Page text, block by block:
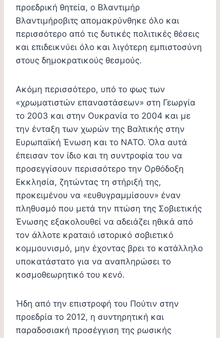
προεδρική θητεία, ο Βλαντιμήρ
Βλαντιμήροβιτς απομακρύνθηκε όλο και
περισσότερο από τις δυτικές πολιτικές θέσεις
και επιδεικνύει όλο και λιγότερη εμπιστοσύνη
στους δημοκρατικούς θεσμούς.
Ακόμη περισσότερο, υπό το φως των
«χρωματιστών επαναστάσεων» στη Γεωργία
το 2003 και στην Ουκρανία το 2004 και με
την ένταξη των χωρών της Βαλτικής στην
Ευρωπαϊκή Ένωση και το ΝΑΤΟ. Όλα αυτά
έπεισαν τον ίδιο και τη συντροφία του να
προσεγγίσουν περισσότερο την Ορθόδοξη
Εκκλησία, ζητώντας τη στήριξή της,
προκειμένου να «ευθυγραμμίσουν» έναν
πληθυσμό που μετά την πτώση της Σοβιετικής
Ένωσης εξακολουθεί να αδειάζει ηθικά από
τον άλλοτε κραταιό ιστορικό σοβιετικό
κομμουνισμό, μην έχοντας βρει το κατάλληλο
υποκατάστατο για να αναπληρώσει το
κοσμοθεωρητικό του κενό.
Ήδη από την επιστροφή του Πούτιν στην
προεδρία το 2012, η συντηρητική και
παραδοσιακή προσέγγιση της ρωσικής